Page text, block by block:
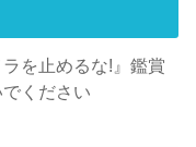
ラを止めるな!』鑑賞
ください